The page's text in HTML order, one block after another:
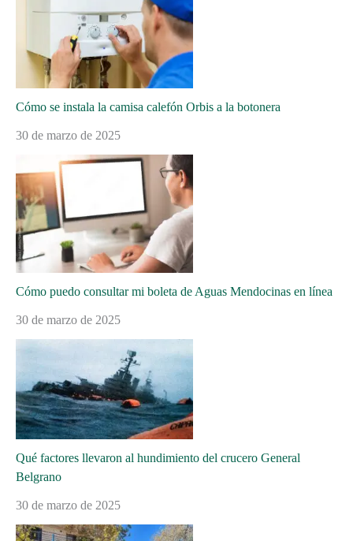
Cómo se instala la camisa calefón Orbis a la botonera
30 de marzo de 2025
Cómo puedo consultar mi boleta de Aguas Mendocinas en línea
30 de marzo de 2025
Qué factores llevaron al hundimiento del crucero General
Belgrano
30 de marzo de 2025